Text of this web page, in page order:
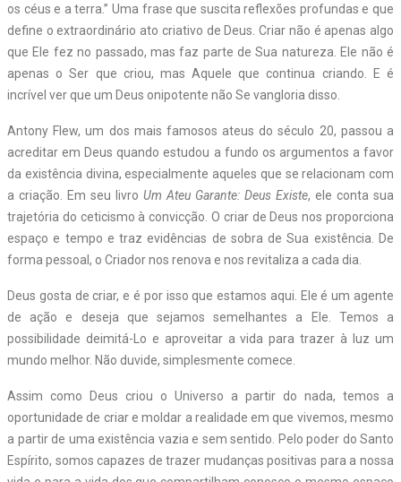
os céus e a terra.” Uma frase que suscita reflexões profundas e que
define o extraordinário ato criativo de Deus. Criar não é apenas algo
que Ele fez no passado, mas faz parte de Sua natureza. Ele não é
apenas o Ser que criou, mas Aquele que continua criando. E é
incrível ver que um Deus onipotente não Se vangloria disso.
Antony Flew, um dos mais famosos ateus do século 20, passou a
acreditar em Deus quando estudou a fundo os argumentos a favor
da existência divina, especialmente aqueles que se relacionam com
a criação. Em seu livro Um Ateu Garante: Deus Existe, ele conta sua
trajetória do ceticismo à convicção. O criar de Deus nos proporciona
espaço e tempo e traz evidências de sobra de Sua existência. De
forma pessoal, o Criador nos renova e nos revitaliza a cada dia.
Deus gosta de criar, e é por isso que estamos aqui. Ele é um agente
de ação e deseja que sejamos semelhantes a Ele. Temos a
possibilidade deimitá-Lo e aproveitar a vida para trazer à luz um
mundo melhor. Não duvide, simplesmente comece.
Assim como Deus criou o Universo a partir do nada, temos a
oportunidade de criar e moldar a realidade em que vivemos, mesmo
a partir de uma existência vazia e sem sentido. Pelo poder do Santo
Espírito, somos capazes de trazer mudanças positivas para a nossa